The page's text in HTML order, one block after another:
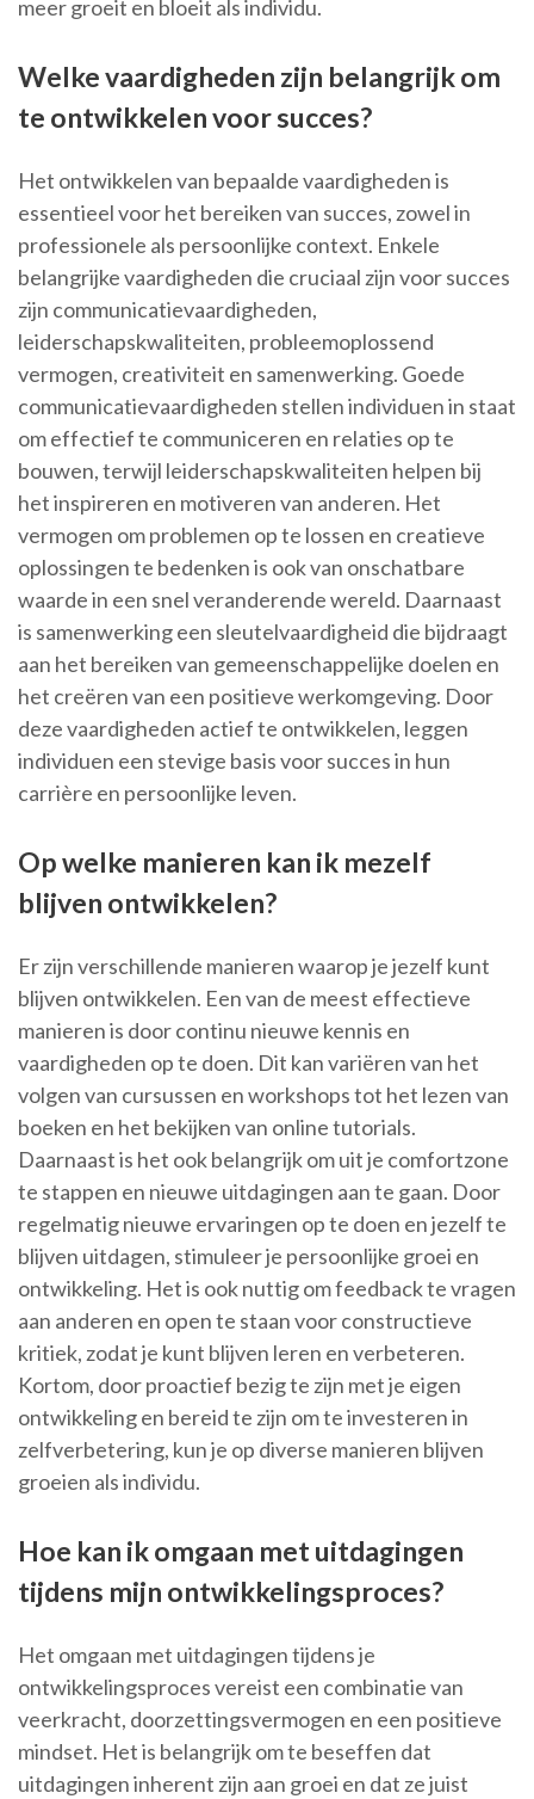
meer groeit en bloeit als individu.
Welke vaardigheden zijn belangrijk om
te ontwikkelen voor succes?
Het ontwikkelen van bepaalde vaardigheden is
essentieel voor het bereiken van succes, zowel in
professionele als persoonlijke context. Enkele
belangrijke vaardigheden die cruciaal zijn voor succes
zijn communicatievaardigheden,
leiderschapskwaliteiten, probleemoplossend
vermogen, creativiteit en samenwerking. Goede
communicatievaardigheden stellen individuen in staat
om effectief te communiceren en relaties op te
bouwen, terwijl leiderschapskwaliteiten helpen bij
het inspireren en motiveren van anderen. Het
vermogen om problemen op te lossen en creatieve
oplossingen te bedenken is ook van onschatbare
waarde in een snel veranderende wereld. Daarnaast
is samenwerking een sleutelvaardigheid die bijdraagt
aan het bereiken van gemeenschappelijke doelen en
het creëren van een positieve werkomgeving. Door
deze vaardigheden actief te ontwikkelen, leggen
individuen een stevige basis voor succes in hun
carrière en persoonlijke leven.
Op welke manieren kan ik mezelf
blijven ontwikkelen?
Er zijn verschillende manieren waarop je jezelf kunt
blijven ontwikkelen. Een van de meest effectieve
manieren is door continu nieuwe kennis en
vaardigheden op te doen. Dit kan variëren van het
volgen van cursussen en workshops tot het lezen van
boeken en het bekijken van online tutorials.
Daarnaast is het ook belangrijk om uit je comfortzone
te stappen en nieuwe uitdagingen aan te gaan. Door
regelmatig nieuwe ervaringen op te doen en jezelf te
blijven uitdagen, stimuleer je persoonlijke groei en
ontwikkeling. Het is ook nuttig om feedback te vragen
aan anderen en open te staan voor constructieve
kritiek, zodat je kunt blijven leren en verbeteren.
Kortom, door proactief bezig te zijn met je eigen
ontwikkeling en bereid te zijn om te investeren in
zelfverbetering, kun je op diverse manieren blijven
groeien als individu.
Hoe kan ik omgaan met uitdagingen
tijdens mijn ontwikkelingsproces?
Het omgaan met uitdagingen tijdens je
ontwikkelingsproces vereist een combinatie van
veerkracht, doorzettingsvermogen en een positieve
mindset. Het is belangrijk om te beseffen dat
uitdagingen inherent zijn aan groei en dat ze juist